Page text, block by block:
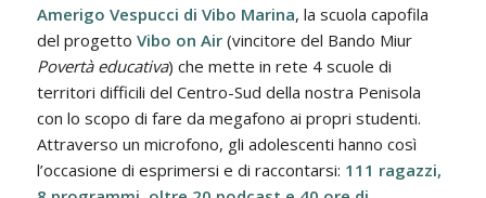
Amerigo Vespucci di Vibo Marina, la scuola capofila
del progetto Vibo on Air(vincitore del Bando Miur
Povertà educativa) che mette in rete 4 scuole di
territori difficili del Centro-Sud della nostra Penisola
con lo scopo di fare da megafono ai propri studenti.
Attraverso un microfono, gli adolescenti hanno così
l’occasione di esprimersi e di raccontarsi: 111 ragazzi,